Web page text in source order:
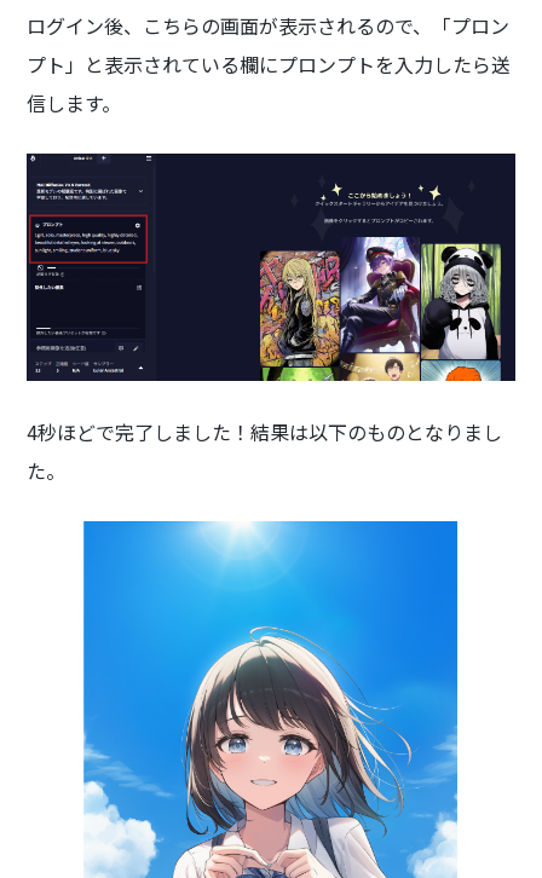
ログイン後、こちらの画面が表示されるので、「プロン
プト」と表示されている欄にプロンプトを入力したら送
信します。
4秒ほどで完了しました！結果は以下のものとなりまし
た。